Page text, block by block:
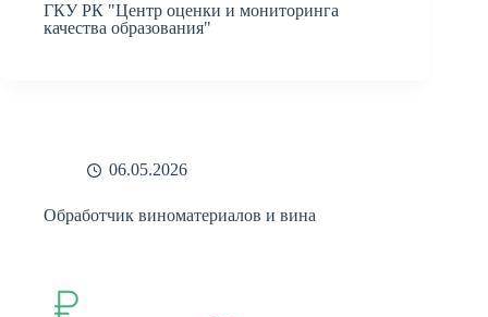
ГКУ РК "Центр оценки и мониторинга
качества образования"
06.05.2026
Обработчик виноматериалов и вина